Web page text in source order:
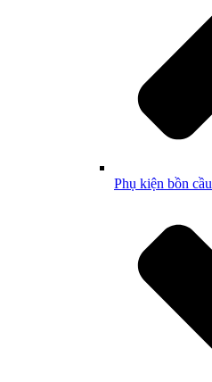
Phụ kiện bồn cầu